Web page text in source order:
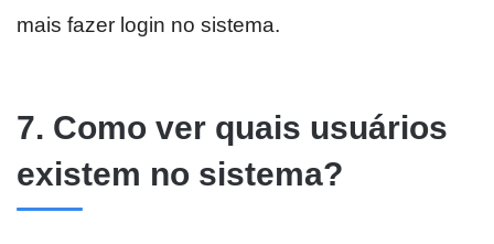
mais fazer login no sistema.
7. Como ver quais usuários
existem no sistema?